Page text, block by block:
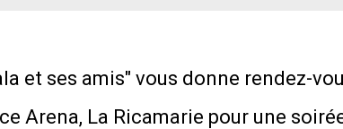
et ses amis" vous donne rendez-
Arena, La Ricamarie pour une